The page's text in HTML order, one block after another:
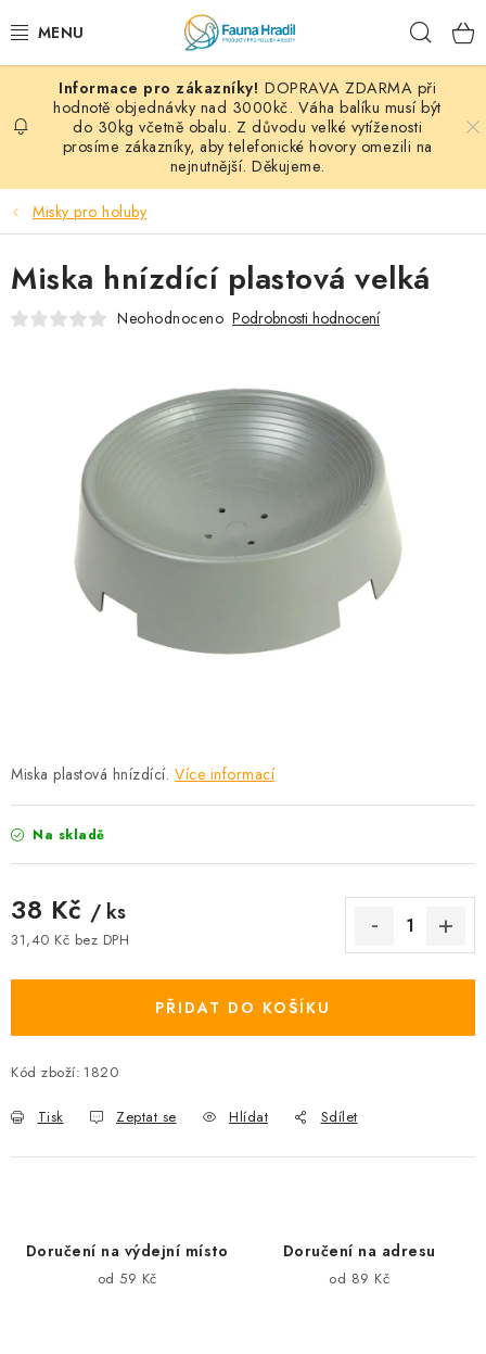
na
PAPOUŠCI A EXOTI
ZRNINY A OBILOVINY
MDM KRMIVA
BLOG
KONTAKT
KRÁLÍCI A HLODAVCI
DRŮBEŽ
PSI A KOČKY
VÝPRODEJ
ZNAČKY
Detail objednávky
Obchodní podmínky
Mapa serveru Kontakt
DOPRAVA ZDARMA při
hodnotě objednávky nad 3000kč. Váha balíku musí být
do 30kg včetně obalu. Z důvodu velké vytíženosti
prosíme zákazníky, aby telefonické hovory omezili na
nejnutnější. Děkujeme.
Misky pro holuby
Miska plastová hnízdící. Více informací
Na skladě
38 Kč / ks
31,40 Kč bez DPH
PŘIDAT DO KOŠÍKU
Kód zboží: 1820
Tisk Zeptat se Hlídat Sdílet
Miska hnízdící plastová velká
Neohodnoceno Podrobnosti hodnocení
Doručení na výdejní místo
od 59 Kč
Doručení na adresu
od 89 Kč